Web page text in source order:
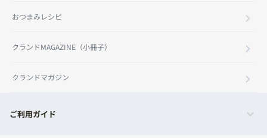
おつまみレシピ
クランドMAGAZINE（小冊子）
クランドマガジン
ご利用ガイド